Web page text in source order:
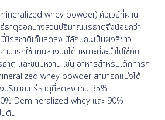
whey powder) คือเวย์ที่ผ่าน
ธาตุออกบางส่วนปริมาณแร่ธาตุจึงน้อยกว่า
มีรสชาติเค็มลดลง มีลักษณะเป็นผงสีขาว-
ารถใช้แทนหางนมได้ เหมาะที่จะนำไปใช้กับ
ตุ และขนมหวาน เช่น อาหารสำหรับเด็กทารก
whey powder สามารถแบ่งได้
ปริมาณแร่ธาตุที่ลดลง เช่น 35%
Demineralized whey และ 90%
ต้น